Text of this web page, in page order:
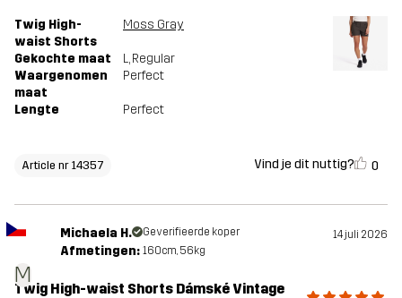
Twig High-
waist Shorts
Moss Gray
Gekochte maat L, Regular
Waargenomen
maat
Perfect
Lengte Perfect
Article nr 14357 Vind je dit nuttig? 0
M
Michaela H. Geverifieerde koper 14 juli 2026
Afmetingen: 160cm, 56kg
Twig High-waist Shorts Dámské Vintage